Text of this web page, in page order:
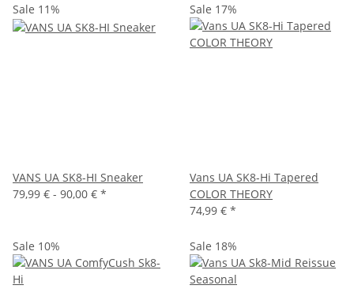
Sale 11%
VANS UA SK8-HI Sneaker
79,99 € - 90,00 € *
Sale 17%
Vans UA SK8-Hi Tapered
COLOR THEORY
74,99 € *
Sale 10% Sale 18%